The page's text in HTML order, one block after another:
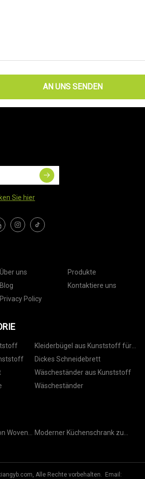
AN UNS SENDEN
Sie hier
Über uns
Produkte
Blog
Kontaktiere uns
Privacy Policy
Kleiderbügel aus Kunststoff für
Hosen
Dickes Schneidebrett
Wäscheständer aus Kunststoff
Wäscheständer
Woven
Moderner Küchenschrank zu
Alle Rechte vorbehalten. Email: